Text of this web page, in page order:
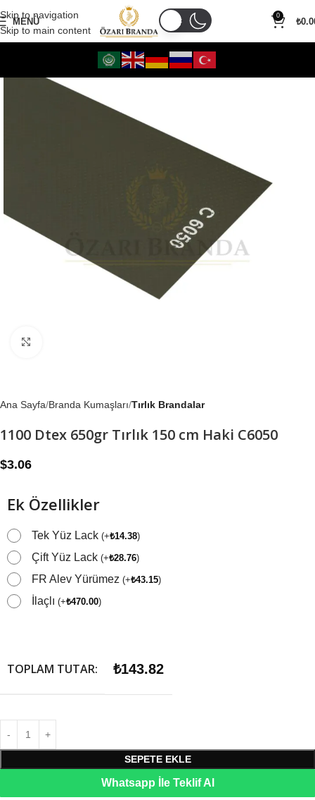
Skip to navigation
Skip to main content
MENÜ
0
₺
Ana Sayfa Branda Kumaşları Tırlık Brandalar
1100 Dtex 650gr Tırlık 150 cm Haki C6050
$3.06
Ek Özellikler
Tek Yüz Lack (+₺14.38)
Çift Yüz Lack (+₺28.76)
FR Alev Yürümez (+₺43.15)
İlaçlı (+₺470.00)
TOPLAM TUTAR: ₺143.82
SEPETE EKLE
Whatsapp İle Teklif Al